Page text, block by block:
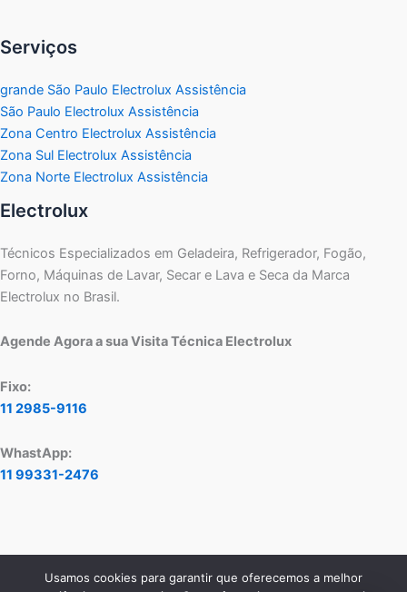
Serviços
grande São Paulo Electrolux Assistência
São Paulo Electrolux Assistência
Zona Centro Electrolux Assistência
Zona Sul Electrolux Assistência
Zona Norte Electrolux Assistência
Electrolux
Técnicos Especializados em Geladeira, Refrigerador, Fogão,
Forno, Máquinas de Lavar, Secar e Lava e Seca da Marca
Electrolux no Brasil.
Agende Agora a sua Visita Técnica Electrolux
Fixo:
11 2985-9116
WhastApp:
11 99331-2476
Usamos cookies para garantir que oferecemos a melhor